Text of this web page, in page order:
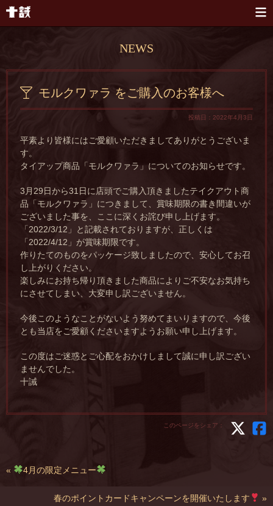
NEWS
モルクワァラ をご購入のお客様へ
投稿日：2022年4月3日
平素より皆様にはご愛顧いただきましてありがとうございま
す。
タイアップ商品「モルクワァラ」についてのお知らせです。
3月29日から31日に店頭でご購入頂きましたテイクアウト商
品「モルクワァラ」につきまして、賞味期限の書き間違いが
ございました事を、ここに深くお詫び申し上げます。
「2022/3/12」と記載されておりますが、正しくは
「2022/4/12」が賞味期限です。
作りたてのものをパッケージ致しましたので、安心してお召
し上がりください。
楽しみにお持ち帰り頂きました商品によりご不安なお気持ち
にさせてしまい、大変申し訳ございません。
今後このようなことがないよう努めてまいりますので、今後
とも当店をご愛顧くださいますようお願い申し上げます。
この度はご迷惑とご心配をおかけしまして誠に申し訳ござい
ませんでした。
十誡
このページをシェア：
« 4月の限定メニュー
春のポイントカードキャンペーンを開催いたします »